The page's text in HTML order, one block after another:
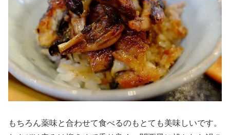
もちろん薬味と合わせて食べるのもとても美味しいです。